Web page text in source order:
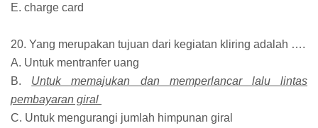
E. charge card
20. Yang merupakan tujuan dari kegiatan kliring adalah ….
A. Untuk mentranfer uang
B. Untuk memajukan dan memperlancar lalu lintas
pembayaran giral
C. Untuk mengurangi jumlah himpunan giral